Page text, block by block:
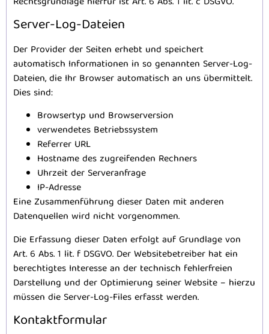
Server-Log-Dateien
Der Provider der Seiten erhebt und speichert
automatisch Informationen in so genannten Server-Log-
Dateien, die Ihr Browser automatisch an uns übermittelt.
Dies sind:
Browsertyp und Browserversion
verwendetes Betriebssystem
Referrer URL
Hostname des zugreifenden Rechners
Uhrzeit der Serveranfrage
IP-Adresse
Eine Zusammenführung dieser Daten mit anderen
Datenquellen wird nicht vorgenommen.
Die Erfassung dieser Daten erfolgt auf Grundlage von
Art. 6 Abs. 1 lit. f DSGVO. Der Websitebetreiber hat ein
berechtigtes Interesse an der technisch fehlerfreien
Darstellung und der Optimierung seiner Website – hierzu
müssen die Server-Log-Files erfasst werden.
Kontaktformular